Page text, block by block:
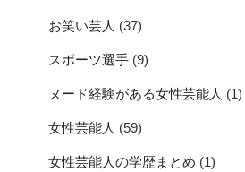
お笑い芸人 (37)
スポーツ選手 (9)
ヌード経験がある女性芸能人 (1)
女性芸能人 (59)
女性芸能人の学歴まとめ (1)